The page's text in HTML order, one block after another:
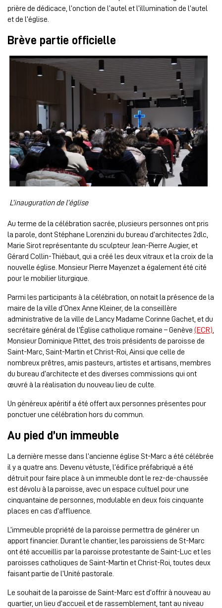
prière de dédicace, l’onction de l’autel et l’illumination de l’autel
et de l’église.
Brève partie officielle
L’inauguration de l’église
Au terme de la célébration sacrée, plusieurs personnes ont pris
la parole, dont Stéphane Lorenzini du bureau d’architectes 2dlc,
Marie Sirot représentante du sculpteur Jean-Pierre Augier, et
Gérard Collin-Thiébaut, qui a créé les deux vitraux et la croix de la
nouvelle église. Monsieur Pierre Mayenzet a également été cité
pour le mobilier liturgique.
Parmi les participants à la célébration, on notait la présence de la
maire de la ville d’Onex Anne Kleiner, de la conseillère
administrative de la ville de Lancy Madame Corinne Gachet, et du
secrétaire général de l’Église catholique romaine – Genève (ECR)
Monsieur Dominique Pittet, des trois présidents de paroisse de
Saint-Marc, Saint-Martin et Christ-Roi, Ainsi que celle de
nombreux prêtres, amis pasteurs, artistes et artisans, membres
du bureau d’architecte et des diverses commissions qui ont
œuvré à la réalisation du nouveau lieu de culte.
Un généreux apéritif a été offert aux personnes présentes pour
ponctuer une célébration hors du commun.
Au pied d’un immeuble
La dernière messe dans l’ancienne église St-Marc a été célébrée
il y a quatre ans. Devenu vétuste, l’édifice préfabriqué a été
détruit pour faire place à un immeuble dont le rez-de-chaussée
est dévolu à la paroisse, avec un espace cultuel pour une
cinquantaine de personnes, modulable en deux fois cinquante
places en cas d’affluence.
L’immeuble propriété de la paroisse permettra de générer un
apport financier. Durant le chantier, les paroissiens de St-Marc
ont été accueillis par la paroisse protestante de Saint-Luc et les
paroisses catholiques de Saint-Martin et Christ-Roi, toutes deux
faisant partie de l’Unité pastorale.
Le souhait de la paroisse de Saint-Marc est d’offrir à nouveau au
quartier, un lieu d’accueil et de rassemblement, tant au niveau